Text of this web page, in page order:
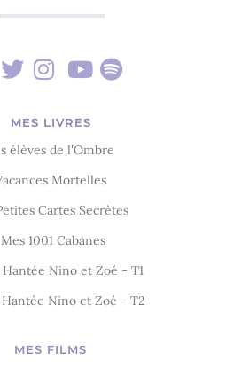
MES LIVRES
élèves de l'Ombre
Mortelles
Cartes Secrètes
Mes 1001 Cabanes
Nino et Zoé - T1
Nino et Zoé - T2
MES FILMS